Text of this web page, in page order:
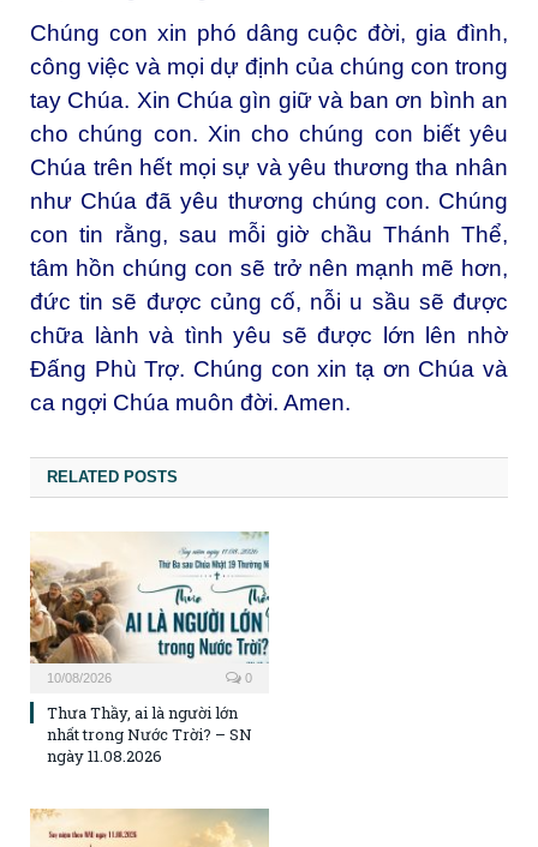
Chúng con xin phó dâng cuộc đời, gia đình,
công việc và mọi dự định của chúng con trong
tay Chúa. Xin Chúa gìn giữ và ban ơn bình an
cho chúng con. Xin cho chúng con biết yêu
Chúa trên hết mọi sự và yêu thương tha nhân
như Chúa đã yêu thương chúng con. Chúng
con tin rằng, sau mỗi giờ chầu Thánh Thể,
tâm hồn chúng con sẽ trở nên mạnh mẽ hơn,
đức tin sẽ được củng cố, nỗi u sầu sẽ được
chữa lành và tình yêu sẽ được lớn lên nhờ
Đấng Phù Trợ. Chúng con xin tạ ơn Chúa và
ca ngợi Chúa muôn đời. Amen.
RELATED POSTS
10/08/2026 0
Thưa Thầy, ai là người lớn
nhất trong Nước Trời? – SN
ngày 11.08.2026